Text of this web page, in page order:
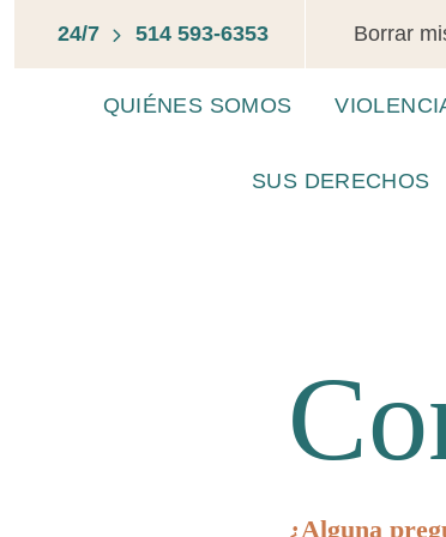
24/7 514 593-6353 Borrar
QUIÉNES SOMOS
SUS DERECHOS
¿Alguna